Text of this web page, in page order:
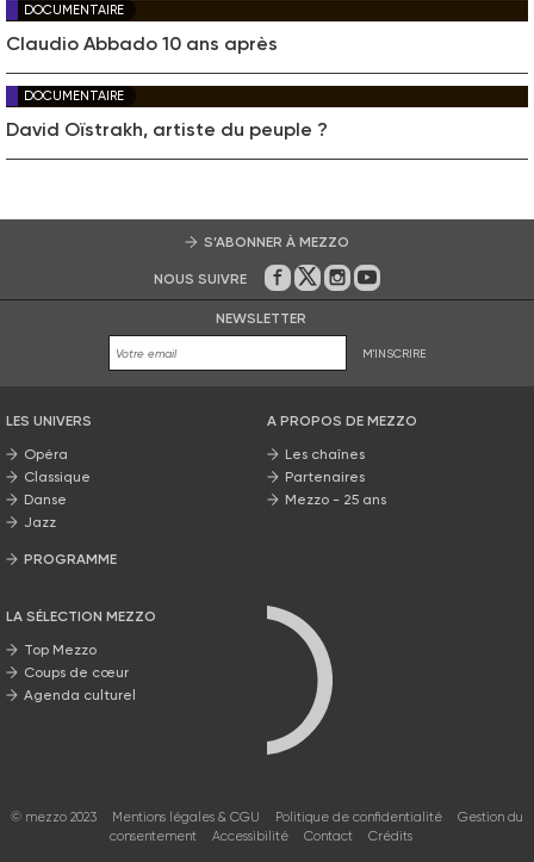
DOCUMENTAIRE
Claudio Abbado 10 ans après
DOCUMENTAIRE
David Oïstrakh, artiste du peuple ?
S’ABONNER À MEZZO
NOUS SUIVRE Sur Facebook
Sur Twitter
Sur Instagram
Sur Youtube
NEWSLETTER
M'INSCRIRE
LES UNIVERS
Opéra
Classique
Danse
Jazz
PROGRAMME
LA SÉLECTION MEZZO
Top Mezzo
Coups de cœur
Agenda culturel
A PROPOS DE MEZZO
Les chaînes
Partenaires
Mezzo - 25 ans
© mezzo 2023 Mentions légales & CGU Politique de confidentialité
Gestion du
consentement
Accessibilité Contact Crédits